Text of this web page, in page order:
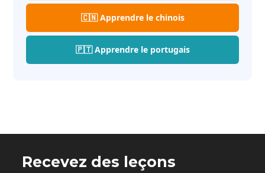
🇨🇳 Apprendre le chinois
🇵🇹 Apprendre le portugais
Recevez des leçons